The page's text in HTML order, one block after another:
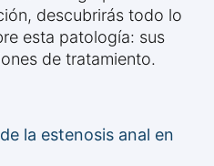
descubrirás todo lo
esta patología: sus
de tratamiento.
la estenosis anal en